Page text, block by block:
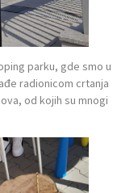
parku, gde smo u
radionicom crtanja
od kojih su mnogi